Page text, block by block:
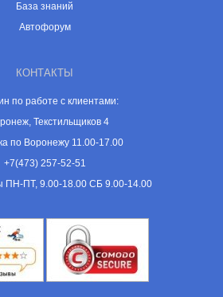
База знаний
Автофорум
КОНТАКТЫ
по работе с клиентами:
Текстильщиков 4
по Воронежу 11.00-17.00
+7(473) 257-52-51
ПН-ПТ, 9.00-18.00 СБ 9.00-14.00